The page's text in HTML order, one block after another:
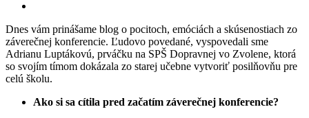
Dnes vám prinášame blog o pocitoch, emóciách a skúsenostiach zo
záverečnej konferencie. Ľudovo povedané, vyspovedali sme
Adrianu Luptákovú, prváčku na SPŠ Dopravnej vo Zvolene, ktorá
so svojím tímom dokázala zo starej učebne vytvoriť posilňovňu pre
celú školu.
Ako si sa cítila pred začatím záverečnej konferencie?